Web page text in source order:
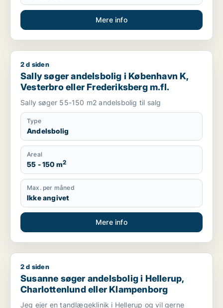
Mere info
Sally søger andelsbolig i København K, Vesterbro eller
2 d siden
Sally søger andelsbolig i København K,
Vesterbro eller Frederiksberg m.fl.
Sally søger 55-150 m2 andelsbolig til salg
Type
Andelsbolig
Areal
55 - 150 m2
Max. per måned
Ikke angivet
Mere info
Susanne søger andelsbolig i Hellerup, Charlottenlund eller
2 d siden
Susanne søger andelsbolig i Hellerup,
Charlottenlund eller Klampenborg
Jeg ejer en tandlægeklinik i Hellerup og vil gerne